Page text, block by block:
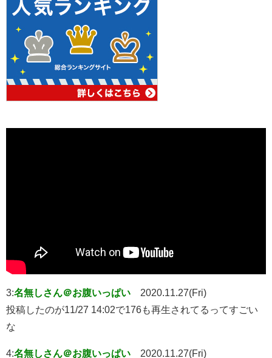
3:名無しさん＠お腹いっぱい
2020.11.27(Fri)
投稿したのが11/27 14:02で176も再生されてるってすごい
な
4:名無しさん＠お腹いっぱい
2020.11.27(Fri)